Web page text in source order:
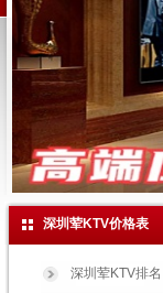
深圳荤KTV价格表
深圳荤KTV排名